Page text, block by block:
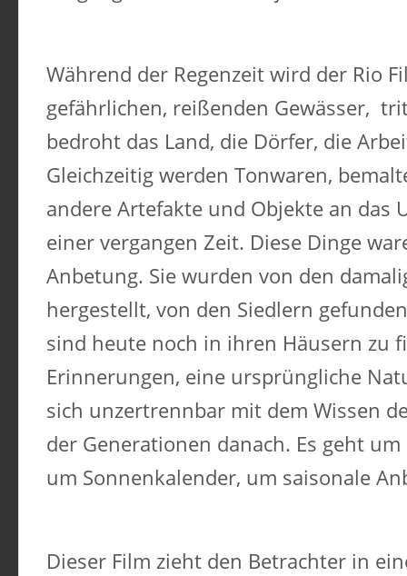
Während der Regenzeit wird der Rio
gefährlichen, reißenden Gewässer,
bedroht das Land, die Dörfer, die
Gleichzeitig werden Tonwaren,
andere Artefakte und Objekte an das
einer vergangen Zeit. Diese Dinge
Anbetung. Sie wurden von den
hergestellt, von den Siedlern
sind heute noch in ihren Häusern zu
Erinnerungen, eine ursprüngliche
sich unzertrennbar mit dem Wissen
der Generationen danach. Es geht
um Sonnenkalender, um saisonale
Dieser Film zieht den Betrachter in